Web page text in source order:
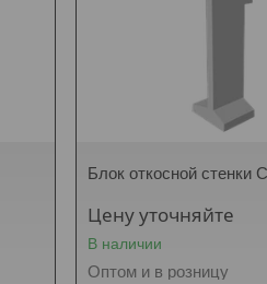
Блок откосной стенки
Цену уточняйте
В наличии
Оптом и в розницу